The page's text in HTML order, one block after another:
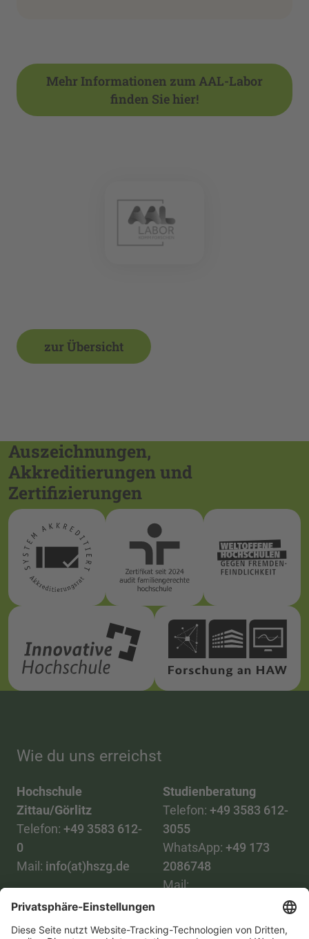
Mehr Informationen zum AAL-Labor
finden Sie hier!
zur Übersicht
Auszeichnungen,
Akkreditierungen und
Zertifizierungen
Wie du uns erreichst
Hochschule
Zittau/Görlitz
Telefon: +49 3583 612-
0
Mail: info(at)hszg.de
Studienberatung
Telefon: +49 3583 612-
3055
WhatsApp: +49 173
2086748
Mail: